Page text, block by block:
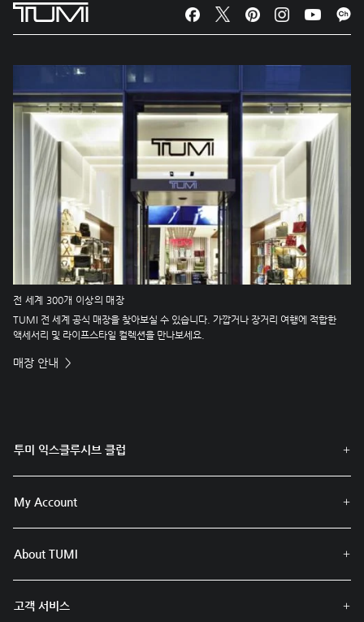
전 세계 300개 이상의 매장
TUMI 전 세계 공식 매장을 찾아보실 수 있습니다. 가깝거나 장거리 여행에 적합한
액세서리 및 라이프스타일 컬렉션을 만나보세요.
매장 안내
투미 익스클루시브 클럽
My Account
About TUMI
고객 서비스